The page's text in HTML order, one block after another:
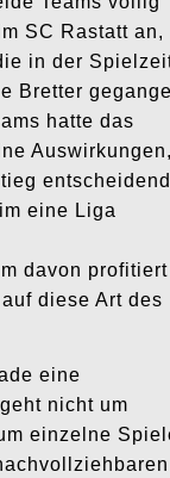
SC Rastatt an,
in der
Bretter
hatte das
eine Liga
davon
diese Art des
eine
nicht um
einzelne